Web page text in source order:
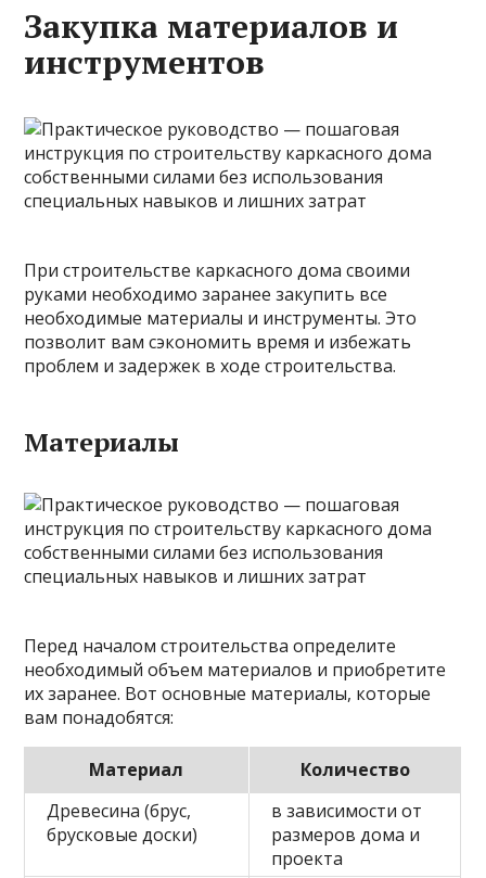
Закупка материалов и
инструментов
При строительстве каркасного дома своими
руками необходимо заранее закупить все
необходимые материалы и инструменты. Это
позволит вам сэкономить время и избежать
проблем и задержек в ходе строительства.
Материалы
Перед началом строительства определите
необходимый объем материалов и приобретите
их заранее. Вот основные материалы, которые
вам понадобятся:
Материал
Количество
Древесина (брус,
брусковые доски)
в зависимости от
размеров дома и
проекта